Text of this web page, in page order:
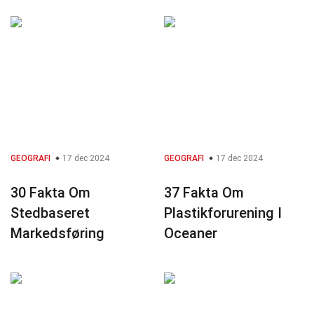
GEOGRAFI 17 dec 2024
30 Fakta Om
Stedbaseret
Markedsføring
GEOGRAFI 17 dec 2024
37 Fakta Om
Plastikforurening I
Oceaner